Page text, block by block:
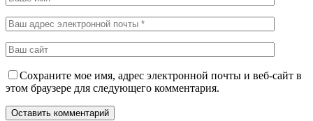
Сохраните мое имя, адрес электронной почты и веб-сайт в
этом браузере для следующего комментария.